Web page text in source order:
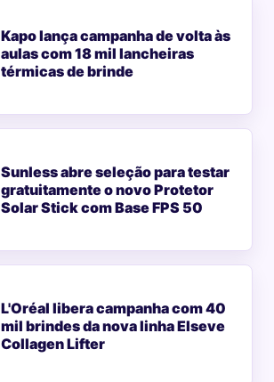
Kapo lança campanha de volta às
aulas com 18 mil lancheiras
térmicas de brinde
Sunless abre seleção para testar
gratuitamente o novo Protetor
Solar Stick com Base FPS 50
L'Oréal libera campanha com 40
mil brindes da nova linha Elseve
Collagen Lifter